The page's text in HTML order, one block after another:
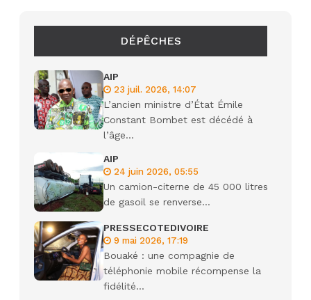
DÉPÊCHES
AIP
23 juil. 2026, 14:07
L’ancien ministre d’État Émile
Constant Bombet est décédé à
l’âge...
AIP
24 juin 2026, 05:55
Un camion-citerne de 45 000 litres
de gasoil se renverse...
PRESSECOTEDIVOIRE
9 mai 2026, 17:19
Bouaké : une compagnie de
téléphonie mobile récompense la
fidélité...